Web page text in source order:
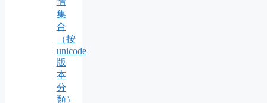
集
合
（按
unicode
版
本
分
類）